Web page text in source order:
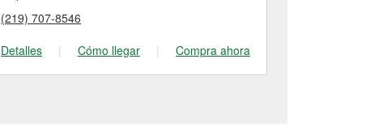
(219) 707-8546
Detalles
| Cómo llegar | Compra ahora